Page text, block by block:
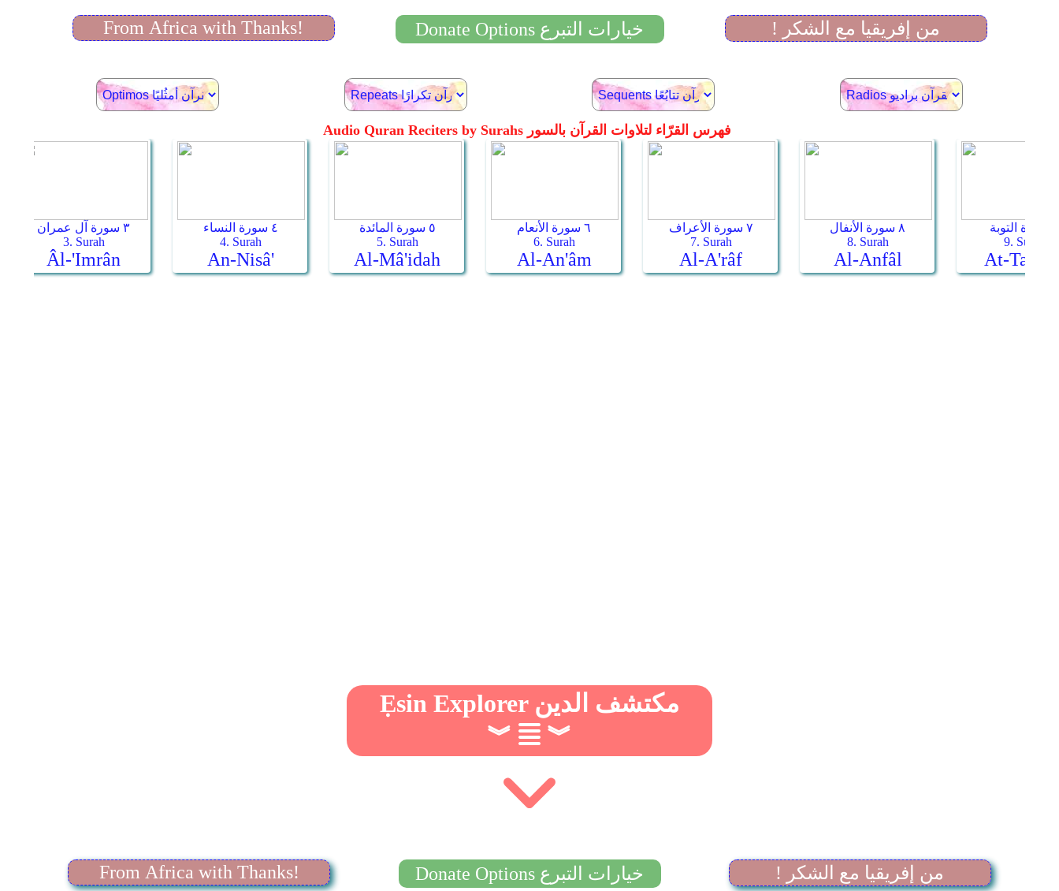
Ẹsin Explorer مكتشف الدين
︾
︾
From Africa with Thanks! Donate Options خيارات التبرع ! من إفريقيا مع الشكر